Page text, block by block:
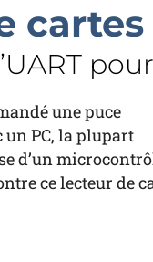
cartes
une puce
un PC, la plupart
d’un
ce lecteur de